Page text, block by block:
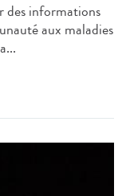
des informations
aux maladies